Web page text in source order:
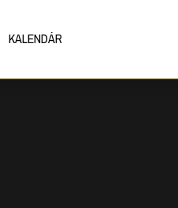
KALENDÁR